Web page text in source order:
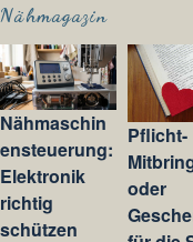
Nähmagazin
Nähmaschin
ensteuerung:
Elektronik
richtig
schützen
Pflicht-
oder